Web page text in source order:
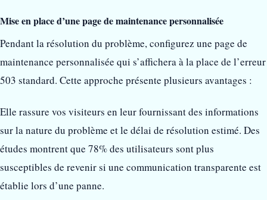
Mise en place d’une page de maintenance personnalisée
Pendant la résolution du problème, configurez une page de
maintenance personnalisée qui s’affichera à la place de l’erreur
503 standard. Cette approche présente plusieurs avantages :
Elle rassure vos visiteurs en leur fournissant des informations
sur la nature du problème et le délai de résolution estimé. Des
études montrent que 78% des utilisateurs sont plus
susceptibles de revenir si une communication transparente est
établie lors d’une panne.